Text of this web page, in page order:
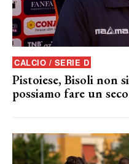
CALCIO / SERIE D
Pistoiese, Bisoli non
possiamo fare un